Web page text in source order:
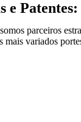
e
parceiros
mais variados